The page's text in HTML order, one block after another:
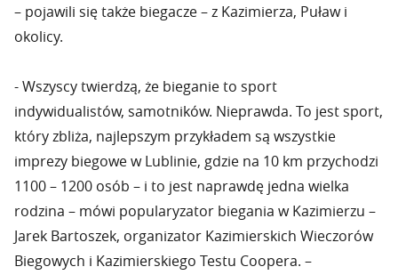
– pojawili się także biegacze – z Kazimierza, Puław i
okolicy.
- Wszyscy twierdzą, że bieganie to sport
indywidualistów, samotników. Nieprawda. To jest sport,
który zbliża, najlepszym przykładem są wszystkie
imprezy biegowe w Lublinie, gdzie na 10 km przychodzi
1100 – 1200 osób – i to jest naprawdę jedna wielka
rodzina – mówi popularyzator biegania w Kazimierzu –
Jarek Bartoszek, organizator Kazimierskich Wieczorów
Biegowych i Kazimierskiego Testu Coopera. –